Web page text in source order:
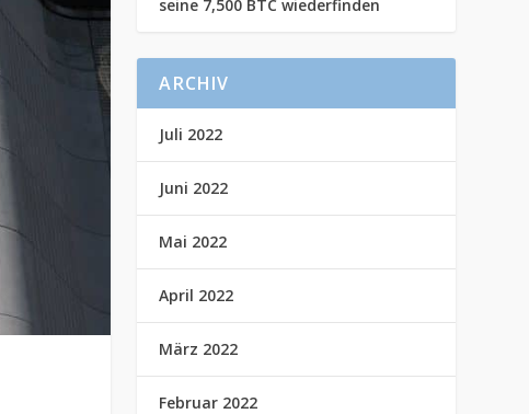
seine 7,500 BTC wiederfinden
ARCHIV
Juli 2022
Juni 2022
Mai 2022
April 2022
März 2022
Februar 2022